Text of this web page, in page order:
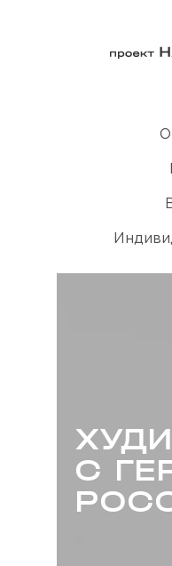
О
ХУДИ
С